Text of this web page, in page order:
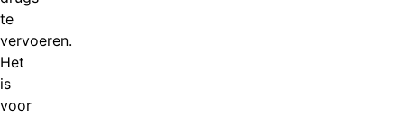
te
vervoeren.
Het
is
voor